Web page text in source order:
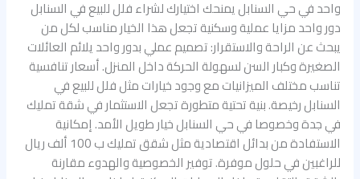
واحد في حي السنابل يمنحك اختيارك لشراء فلل للبيع في السنابل
دور واحد مزايا عملية وسكنية تجعل هذا الخيار مناسب لكل من
يبحث عن الراحة والاستقرار: تصميم عملي بدور واحد يلائم العائلات
الصغيرة وكبار السن لسهولة الحركة داخل المنزل. أسعار تنافسية
تناسب مختلف الميزانيات مع وجود خيارات مثل فلل للبيع في
السنابل رخيصة. بنية تحتية متطورة تجعل الاستثمار في شقة تمليك
في جدة وخصوصا في حي السنابل خيار طويل الأمد. إمكانية
الاستفادة من بدائل اقتصادية مثل شقق تمليك ب 100 ألف ريال
للراغبين في حلول موفرة. توفير الخصوصية والهدوء مقارنة